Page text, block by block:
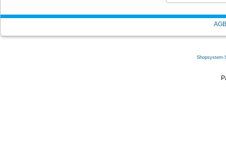
AGB
Shopsystem-